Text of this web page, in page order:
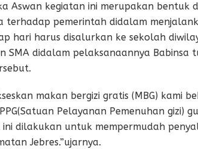
Aswan kegiatan ini merupakan bentuk
terhadap pemerintah didalam
hari harus disalurkan ke sekolah
SMA didalam pelaksanaannya
makan bergizi gratis (MBG) kami
Pelayanan Pemenuhan gizi)
dilakukan untuk mempermudah
Jebres.”ujarnya.